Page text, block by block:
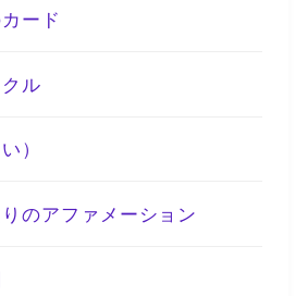
ード
ル
）
のアファメーション